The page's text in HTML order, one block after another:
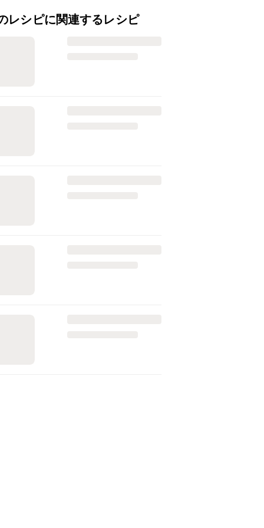
レシピに関連するレシピ